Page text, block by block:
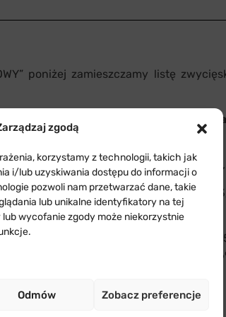
zgodą
korzystamy z technologii, takich jak
i/lub uzyskiwania dostępu do informacji o
pozwoli nam przetwarzać dane, takie
lub unikalne identyfikatory na tej
wycofanie zgody może niekorzystnie
Odmów Zobacz preferencje
poniżej zamieszczamy listę
Lawendowe Termy w Uniejowie,
kubeczków o numerach: 5113,
kubeczków o numerach: 5304,
7082, 5011.
5046, 5064, 5073, 5081,
6165, 6497, 6547, 6566, 6594,
Handlowych HURTAP.